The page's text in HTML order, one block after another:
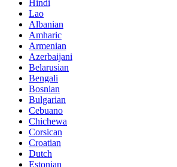
Hindi
Lao
Albanian
Amharic
Armenian
Azerbaijani
Belarusian
Bengali
Bosnian
Bulgarian
Cebuano
Chichewa
Corsican
Croatian
Dutch
Estonian